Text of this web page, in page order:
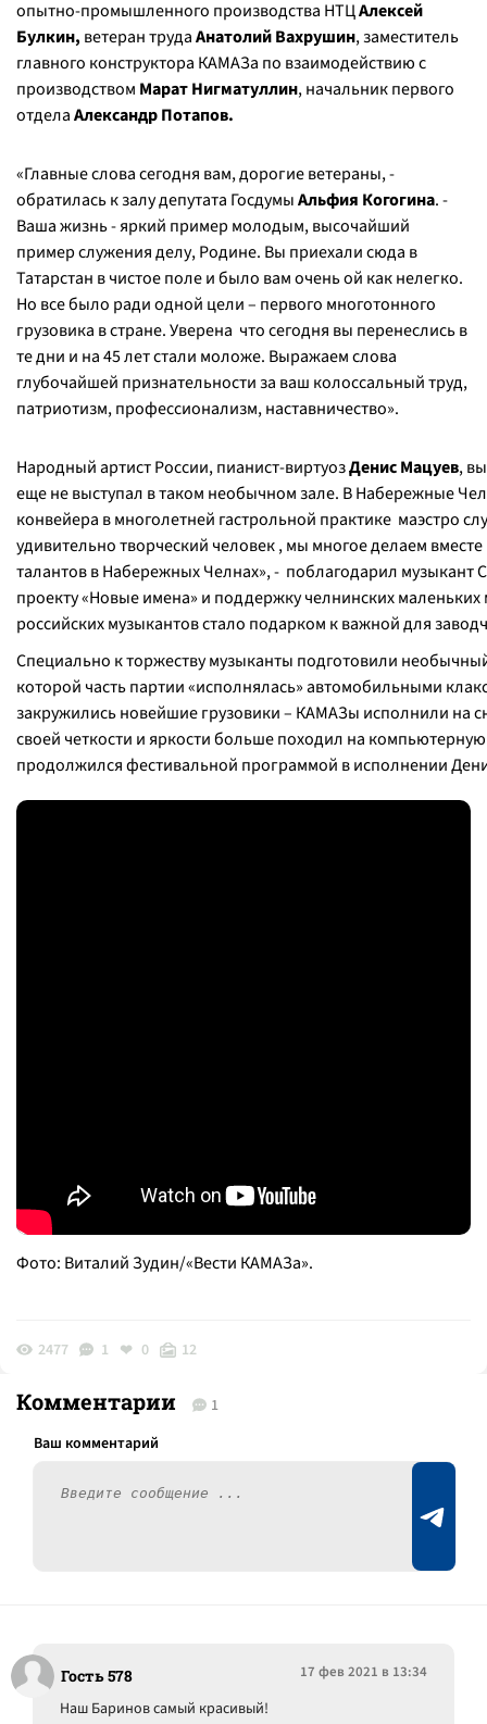
опытно-промышленного производства НТЦАлексей
Булкин, ветеран трудаАнатолий Вахрушин, заместитель
главного конструктора КАМАЗа по взаимодействию с
производством Марат Нигматуллин, начальник первого
отделаАлександр Потапов.
«Главные слова сегодня вам, дорогие ветераны,-
обратилась к залу депутата ГосдумыАльфия Когогина. -
Ваша жизнь - яркий пример молодым, высочайший
пример служения делу, Родине. Вы приехали сюда в
Татарстан в чистое поле и было вам очень ой как нелегко.
Но все было ради одной цели – первого многотонного
грузовика в стране. Уверена что сегодня вы перенеслись в
те дни и на 45 лет стали моложе. Выражаем слова
глубочайшей признательности за ваш колоссальный труд,
патриотизм, профессионализм, наставничество».
Народный артист России, пианист-виртуозДенис Мацуев,
еще не выступал в таком необычном зале. В Набережные
конвейера в многолетней гастрольной практике маэстро
удивительно творческий человек , мы многое делаем
талантов в Набережных Челнах», - поблагодарил музыкант
проекту «Новые имена» и поддержку челнинских
российских музыкантов стало подарком к важной для
Специально к торжеству музыканты подготовили
которой часть партии «исполнялась» автомобильными
закружились новейшие грузовики – КАМАЗы исполнили на
своей четкости и яркости больше походил на
продолжился фестивальной программой в исполнении
Фото: Виталий Зудин/«Вести КАМАЗа».
2477 1 0 12
Комментарии 1
Гость 578 17 фев 2021 в 13:34
Наш Баринов самый красивый!